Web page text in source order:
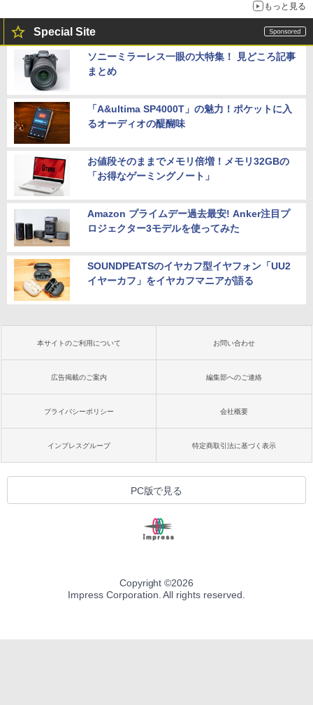
もっと見る
Special Site
ソニーミラーレス一眼の大特集！ 見どころ記事
まとめ
「A&ultima SP4000T」の魅力！ポケットに入
るオーディオの醍醐味
お値段そのままでメモリ倍増！メモリ32GBの
「お得なゲーミングノート」
Amazon プライムデー過去最安! Anker注目プ
ロジェクター3モデルを使ってみた
SOUNDPEATSのイヤカフ型イヤフォン「UU2
イヤーカフ」をイヤカフマニアが語る
本サイトのご利用について お問い合わせ
広告掲載のご案内 編集部へのご連絡
プライバシーポリシー 会社概要
インプレスグループ 特定商取引法に基づく表示
PC版で見る
Copyright ©2026
Impress Corporation. All rights reserved.